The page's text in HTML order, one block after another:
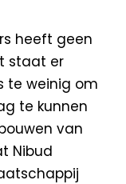
heeft geen
staat er
te weinig om
te kunnen
van
Nibud